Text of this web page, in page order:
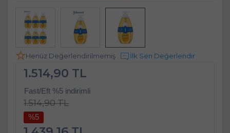
Henüz Değerlendirilmemiş İlk Sen Değerlendir
1.514,90 TL
Fast/Eft %5 indirimli
1.514,90 TL
%5